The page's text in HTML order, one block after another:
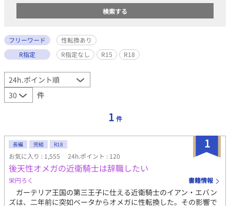
フリーワード
性転換あり
R指定
R指定なし R15 R18
件
1 件
1
長編 完結 R18
お気に入り : 1,555 24h.ポイント : 120
後天性オメガの近衛騎士は辞職したい
栄円ろく 書籍情報
ガーテリア王国の第三王子に仕える近衛騎士のイアン・エバン
ズは、二年前に突如ベータからオメガに性転換した。その影響で